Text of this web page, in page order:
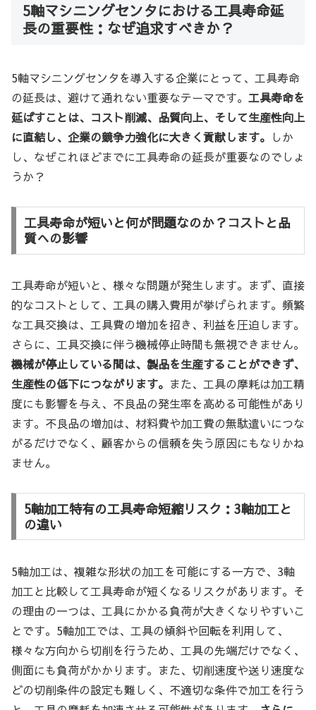
5軸マシニングセンタにおける工具寿命延
長の重要性：なぜ追求すべきか？
5軸マシニングセンタを導入する企業にとって、工具寿命
の延長は、避けて通れない重要なテーマです。 工具寿命を
延ばすことは、コスト削減、品質向上、そして生産性向上
に直結し、企業の競争力強化に大きく貢献します。 しか
し、なぜこれほどまでに工具寿命の延長が重要なのでしょ
うか？
工具寿命が短いと何が問題なのか？コストと品
質への影響
工具寿命が短いと、様々な問題が発生します。まず、直接
的なコストとして、工具の購入費用が挙げられます。頻繁
な工具交換は、工具費の増加を招き、利益を圧迫します。
さらに、工具交換に伴う機械停止時間も無視できません。
機械が停止している間は、製品を生産することができず、
生産性の低下につながります。 また、工具の摩耗は加工精
度にも影響を与え、不良品の発生率を高める可能性があり
ます。不良品の増加は、材料費や加工費の無駄遣いにつな
がるだけでなく、顧客からの信頼を失う原因にもなりかね
ません。
5軸加工特有の工具寿命短縮リスク：3軸加工と
の違い
5軸加工は、複雑な形状の加工を可能にする一方で、3軸
加工と比較して工具寿命が短くなるリスクがあります。そ
の理由の一つは、工具にかかる負荷が大きくなりやすいこ
とです。5軸加工では、工具の傾斜や回転を利用して、
様々な方向から切削を行うため、工具の先端だけでなく、
側面にも負荷がかかります。また、切削速度や送り速度な
どの切削条件の設定も難しく、不適切な条件で加工を行う